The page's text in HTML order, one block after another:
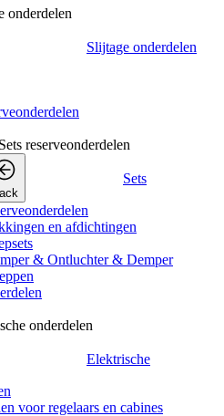
onderdelen
Slijtage onderdelen
Sets reserveonderdelen
Sets
en afdichtingen
& Ontluchter & Demper
onderdelen
Elektrische
voor regelaars en cabines